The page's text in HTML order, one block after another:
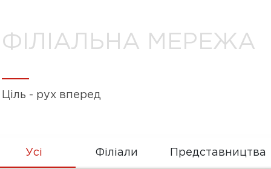
ФІЛІАЛЬНА МЕРЕЖА
Ціль - рух вперед
Усі Філіали Представництва